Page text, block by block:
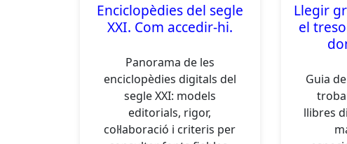
Enciclopèdies del segle
XXI. Com accedir-hi.
Panorama de les
enciclopèdies digitals del
segle XXI: models
editorials, rigor,
col·laboració i criteris per
Llegir
el
Guia
llibres